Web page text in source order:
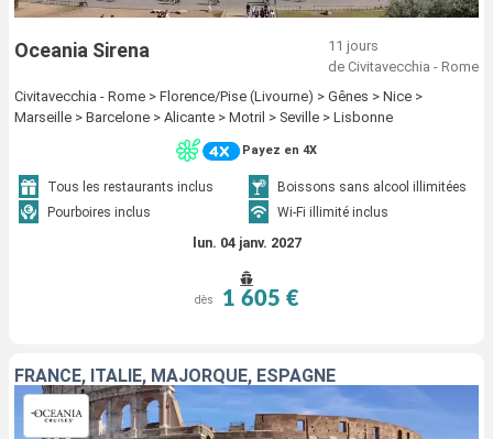
Oceania Sirena
11 jours
de Civitavecchia - Rome
Civitavecchia - Rome > Florence/Pise (Livourne) > Gênes > Nice >
Marseille > Barcelone > Alicante > Motril > Seville > Lisbonne
Payez en 4X
Tous les restaurants inclus
Boissons sans alcool illimitées
Pourboires inclus
Wi-Fi illimité inclus
lun. 04 janv. 2027
dès 1 605 €
FRANCE, ITALIE, MAJORQUE, ESPAGNE